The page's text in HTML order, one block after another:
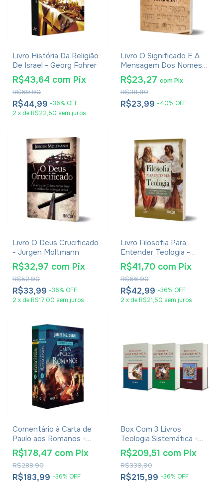
Livro História Da Religião
De Israel - Georg Fohrer
R$44,99 -36% OFF
R$69,90
R$43,64 com Pix
2 x de R$22,50 sem juros
Livro O Significado E A
Mensagem Dos Nomes
De Deus Na Bíblia -
Tryggve N. D. Mettinger
R$23,99 -40% OFF
R$39,90
R$23,27 com Pix
Livro O Deus Crucificado
- Jurgen Moltmann
R$33,99 -36% OFF
R$52,90
R$32,97 com Pix
2 x de R$17,00 sem juros
Livro Filosofia Para
Entender Teologia -
Diogenes Allen e Eric O.
Springsted
R$42,99 -36% OFF
R$66,90
R$41,70 com Pix
2 x de R$21,50 sem juros
Comentário à Carta de
Paulo aos Romanos -
James Dunn
R$183,99 -36% OFF
R$288,90
R$178,47 com Pix
Box Com 3 Livros
Teologia Sistemática -
Wolfhart Pannenberg
R$215,99 -36% OFF
R$339,90
R$209,51 com Pix